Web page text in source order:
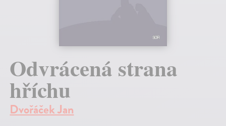
Odvrácená strana
hříchu
Dvořáček Jan